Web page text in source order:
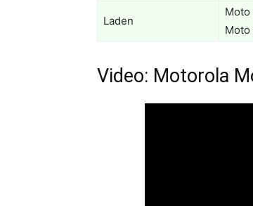
Laden
Moto
Moto
Video: Motorola